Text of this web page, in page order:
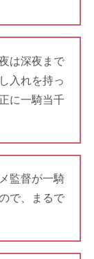
は深夜まで
入れを持っ
に一騎当千
監督が一騎
で、まるで